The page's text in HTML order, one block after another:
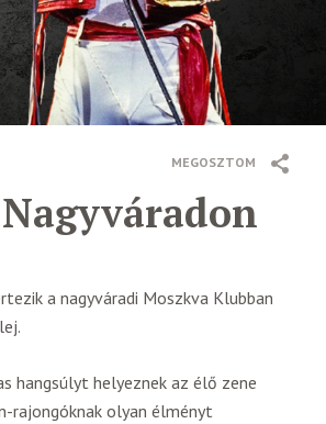
MEGOSZTOM
a nagyváradi Moszkva Klubban
hangsúlyt helyeznek az élő zene
rajongóknak olyan élményt